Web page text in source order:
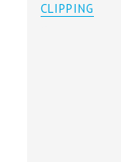
CLIPPING